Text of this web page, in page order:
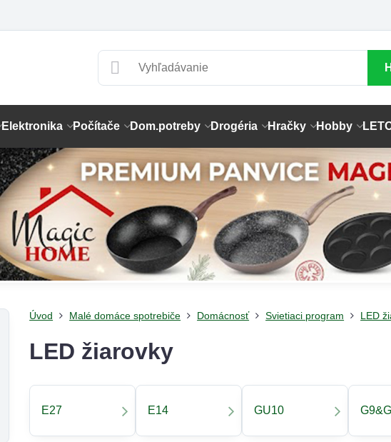
Elektronika Počítače Dom.potreby Drogéria Hračky Hobby
Úvod Malé domáce spotrebiče Domácnosť Svietiaci program LED
LED žiarovky
E27 E14 GU10